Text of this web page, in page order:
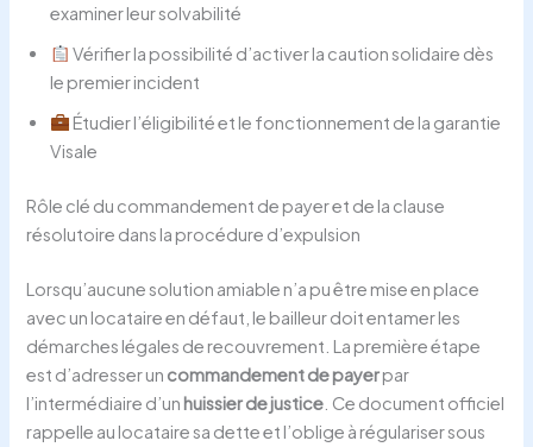
examiner leur solvabilité
Vérifier la possibilité d’activer la caution solidaire dès
le premier incident
Étudier l’éligibilité et le fonctionnement de la garantie
Visale
Rôle clé du commandement de payer et de la clause
résolutoire dans la procédure d’expulsion
Lorsqu’aucune solution amiable n’a pu être mise en place
avec un locataire en défaut, le bailleur doit entamer les
démarches légales de recouvrement. La première étape
est d’adresser un commandement de payerpar
l’intermédiaire d’un huissier de justice . Ce document officiel
rappelle au locataire sa dette et l’oblige à régulariser sous